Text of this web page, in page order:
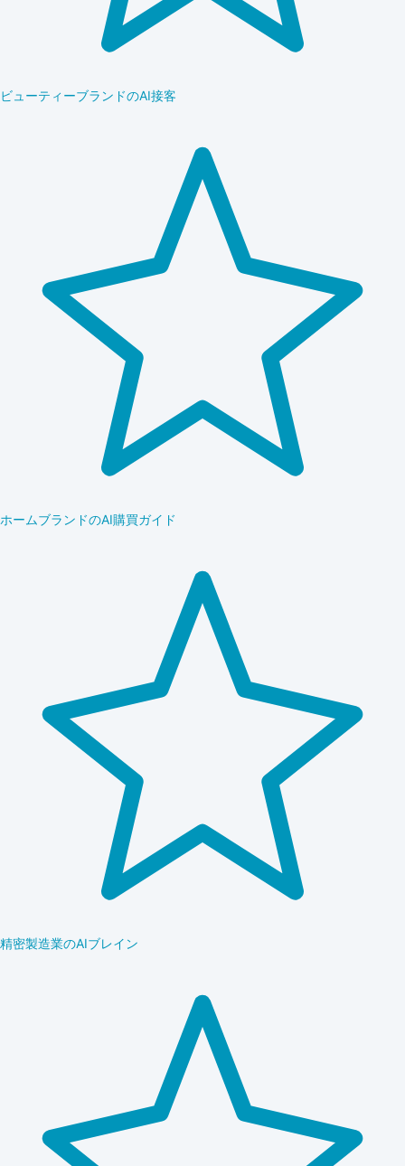
ビューティーブランドのAI接客
ホームブランドのAI購買ガイド
精密製造業のAIブレイン